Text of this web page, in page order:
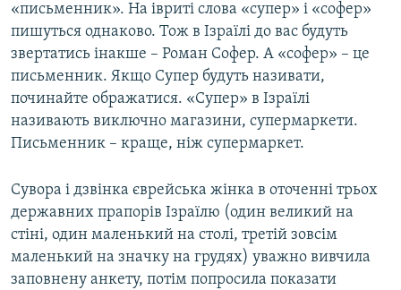
«письменник». На івриті слова «супер» і «софер»
пишуться однаково. Тож в Ізраїлі до вас будуть
звертатись інакше – Роман Софер. А «софер» – це
письменник. Якщо Супер будуть називати,
починайте ображатися. «Супер» в Ізраїлі
називають виключно магазини, супермаркети.
Письменник – краще, ніж супермаркет.
Сувора і дзвінка єврейська жінка в оточенні трьох
державних прапорів Ізраїлю (один великий на
стіні, один маленький на столі, третій зовсім
маленький на значку на грудях) уважно вивчила
заповнену анкету, потім попросила показати